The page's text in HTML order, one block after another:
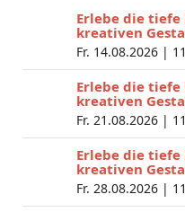
Erlebe die
kreativen
Fr. 14.08.2026 |
Erlebe die
kreativen
Fr. 21.08.2026 |
Erlebe die
kreativen
Fr. 28.08.2026 |